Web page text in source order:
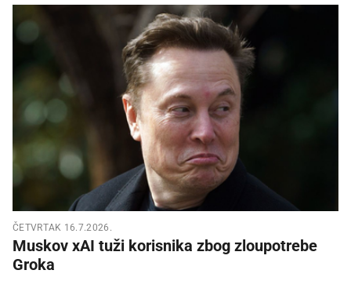
ČETVRTAK 16.7.2026.
Muskov xAI tuži korisnika zbog zloupotrebe
Groka